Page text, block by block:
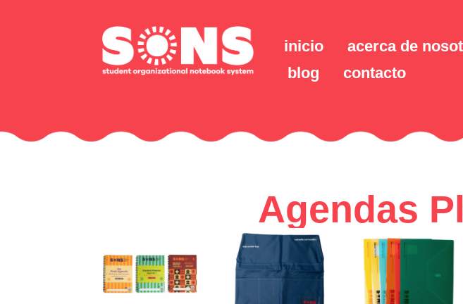
inicio acerca de
blog
contacto
Agendas